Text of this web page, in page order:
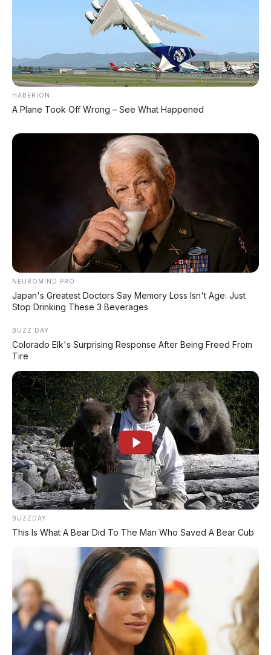
🚗 Hongqi Tiangong S
Sport coupe AI dengan chassis pembaca jalan 1
✅ Kelebihan Li Auto L9 Livis
4 LiDAR solid-state– pertama di dunia, cakupan
360°
Dual chip 2.560 TOPS– 3x Nvidia Thor-U, siap
L3/L4
Complete wire control chassis– steer-by-wire
+ EMB + four-wheel steering
Turning radius 5,3 meter– lebih lincah dari
sedan
Charging 10 menit (10-80%)
charging 420 kW
Jarak total 1.650 km– bebas range anxiety
4 zero-gravity seats dengan pemanas, ventilasi,
pijat
29 inci layar lebar + 21 inci belakang 4K
Audio 5.440 watt, 11 airbag, AEB 130 km/jam
Harga cuma Rp1,01-1,12 M– murah untuk spek
segini
HABERION
A Plane Took Off Wrong – See What Happened
NEUROMIND PRO
Japan's Greatest Doctors Say Memory Loss Isn't Age: Just
Stop Drinking These 3 Beverages
BUZZ DAY
Colorado Elk's Surprising Response After Being Freed From
Tire
BUZZDAY
This Is What A Bear Did To The Man Who Saved A Bear Cub